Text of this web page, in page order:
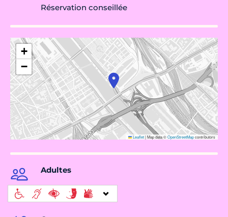
Réservation conseillée
+
−
Leaflet|Map data ©OpenStreetMapcontributors
Adultes